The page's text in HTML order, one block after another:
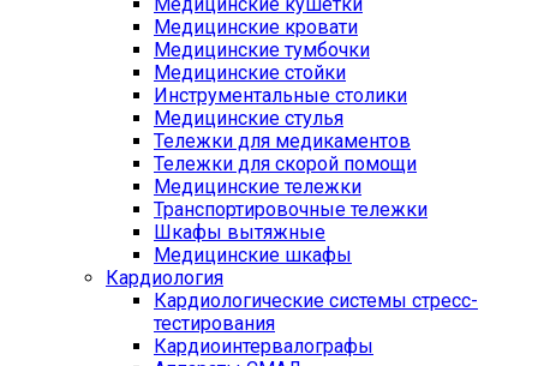
Медицинские кровати
Медицинские тумбочки
Медицинские стойки
Инструментальные столики
Медицинские стулья
Тележки для медикаментов
Тележки для скорой помощи
Медицинские тележки
Транспортировочные тележки
Шкафы вытяжные
Медицинские шкафы
Кардиология
Кардиологические системы стресс-
тестирования
Кардиоинтервалографы